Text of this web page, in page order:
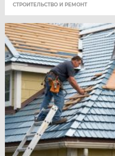
СТРОИТЕЛЬСТВО И РЕМОНТ